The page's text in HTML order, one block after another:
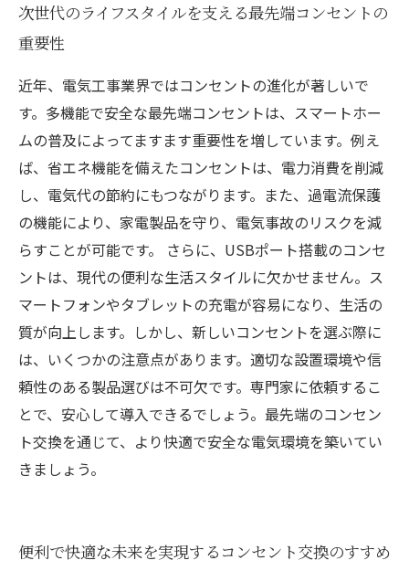
次世代のライフスタイルを支える最先端コンセントの
重要性
近年、電気工事業界ではコンセントの進化が著しいで
す。多機能で安全な最先端コンセントは、スマートホー
ムの普及によってますます重要性を増しています。例え
ば、省エネ機能を備えたコンセントは、電力消費を削減
し、電気代の節約にもつながります。また、過電流保護
の機能により、家電製品を守り、電気事故のリスクを減
らすことが可能です。 さらに、USBポート搭載のコンセ
ントは、現代の便利な生活スタイルに欠かせません。ス
マートフォンやタブレットの充電が容易になり、生活の
質が向上します。しかし、新しいコンセントを選ぶ際に
は、いくつかの注意点があります。適切な設置環境や信
頼性のある製品選びは不可欠です。専門家に依頼するこ
とで、安心して導入できるでしょう。最先端のコンセン
ト交換を通じて、より快適で安全な電気環境を築いてい
きましょう。
便利で快適な未来を実現するコンセント交換のすすめ